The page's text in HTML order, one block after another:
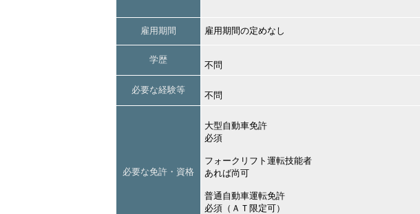
雇用期間 雇用期間の定めなし
学歴
不問
必要な経験等
不問
必要な免許・資格
大型自動車免許
必須
フォークリフト運転技能者
あれば尚可
普通自動車運転免許
必須（ＡＴ限定可）